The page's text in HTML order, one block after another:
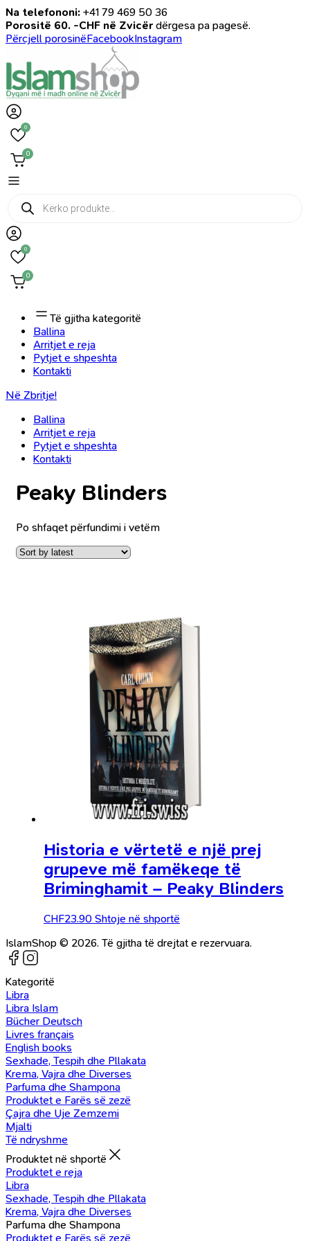
Na telefononi: +41 79 469 50 36
Porositë 60. -CHF në Zvicër dërgesa pa pagesë.
Përcjell porosinëFacebookInstagram
0
0
Products
search
0
0
Të gjitha kategoritë
Ballina
Arritjet e reja
Pytjet e shpeshta
Kontakti
Në Zbritje!
Ballina
Arritjet e reja
Pytjet e shpeshta
Kontakti
Peaky Blinders
Po shfaqet përfundimi i vetëm
Historia e vërtetë e një prej
grupeve më famëkeqe të
Briminghamit – Peaky Blinders
CHF23.90 Shtoje në shportë
IslamShop © 2026. Të gjitha të drejtat e rezervuara.
Kategoritë
Libra
Libra Islam
Bücher Deutsch
Livres français
English books
Sexhade, Tespih dhe Pllakata
Krema, Vajra dhe Diverses
Parfuma dhe Shampona
Produktet e Farës së zezë
Çajra dhe Uje Zemzemi
Mjalti
Të ndryshme
Produktet në shportë
Produktet e reja
Libra
Sexhade, Tespih dhe Pllakata
Krema, Vajra dhe Diverses
Parfuma dhe Shampona
Produktet e Farës së zezë